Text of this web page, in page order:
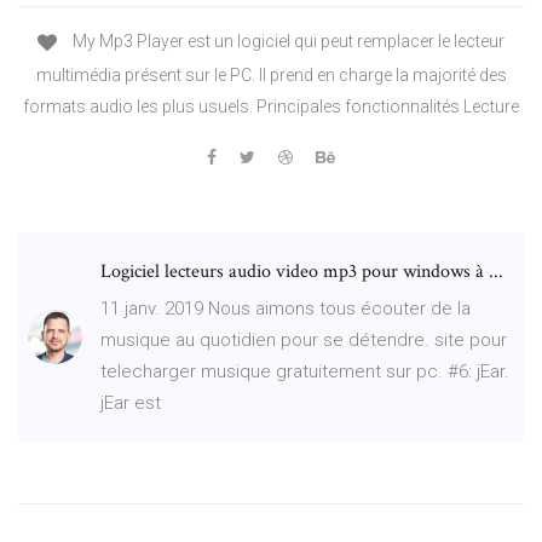
My Mp3 Player est un logiciel qui peut remplacer le lecteur
multimédia présent sur le PC. Il prend en charge la majorité des
formats audio les plus usuels. Principales fonctionnalités Lecture
Logiciel lecteurs audio video mp3 pour windows à ...
11 janv. 2019 Nous aimons tous écouter de la
musique au quotidien pour se détendre. site pour
telecharger musique gratuitement sur pc. #6: jEar.
jEar est